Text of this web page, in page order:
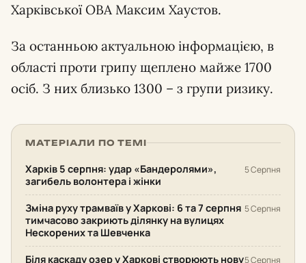
Харківської ОВА Максим Хаустов.
За останньою актуальною інформацією, в
області проти грипу щеплено майже 1700
осіб. З них близько 1300 – з групи ризику.
МАТЕРІАЛИ ПО ТЕМІ
Харків 5 серпня: удар «Бандеролями»,
загибель волонтера і жінки
5 Серпня
Зміна руху трамваїв у Харкові: 6 та 7 серпня
тимчасово закриють ділянку на вулицях
Нескорених та Шевченка
5 Серпня
Біля каскаду озер у Харкові створюють нову5 Серпня